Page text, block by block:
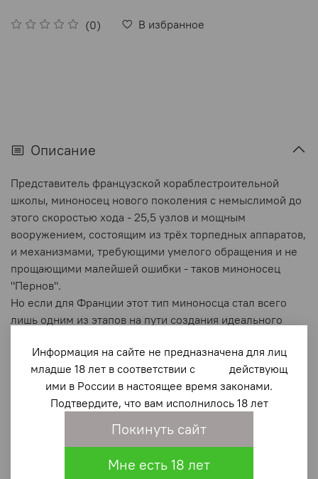
(0) В избранное
Описание
Представитель французской кораблестроительной
школы, миноносец нового поколения с немыслимой до
этого скоростью хода - 25,5 узлов и мощным
вооружением, состоящим из трёх торпедных аппаратов,
и механизмами, требующими умелого обращения и не
прощающими малейшей ошибки - таков миноносец
"Пернов".
Но если для Франции этот тип миноносца стал всего
лишь одним из этапов на пути создания идеального
воплощённым идеалом и надолго стал эталоном
миноносца. Скопированный 24 раза, "Пернов" стал
прародителем самой большой в российском флоте
серии миноносцев, превзойдённый позднее, пожалуй,
разве что знаменитым "Соколом".
Его служба однако состояла в том, чтобы принести себя
Морского ведомства, поспешившего отказаться от
Информация на сайте не предназначена для лиц
младше 18 лет в соответствии с действующ
ими в России в настоящее время законами.
Подтвердите, что вам исполнилось 18 лет
Покинуть сайт
Мне есть 18 лет